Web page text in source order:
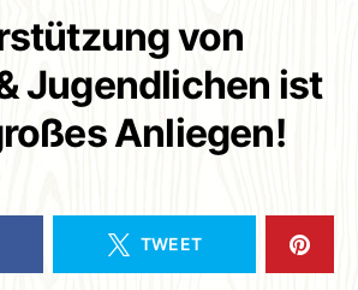
von
Jugendlichen ist
Anliegen!
TWEET